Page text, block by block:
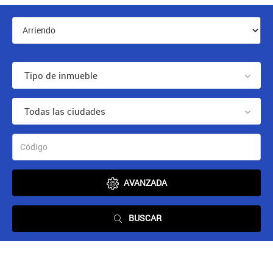
Tipo de inmueble
Todas las ciudades
AVANZADA
BUSCAR